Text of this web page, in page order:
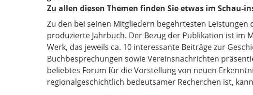
Zu allen diesen Themen finden Sie etwas im Schau-
Zu den bei seinen Mitgliedern begehrtesten
produzierte Jahrbuch. Der Bezug der Publikation ist
Werk, das jeweils ca. 10 interessante Beiträge zur
Buchbesprechungen sowie Vereinsnachrichten
beliebtes Forum für die Vorstellung von neuen
regionalgeschichtlich bedeutsamer Recherchen ist,